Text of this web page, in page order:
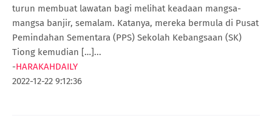
turun membuat lawatan bagi melihat keadaan mangsa-
mangsa banjir, semalam. Katanya, mereka bermula di Pusat
Pemindahan Sementara (PPS) Sekolah Kebangsaan (SK)
Tiong kemudian […]...
-HARAKAHDAILY
2022-12-22 9:12:36